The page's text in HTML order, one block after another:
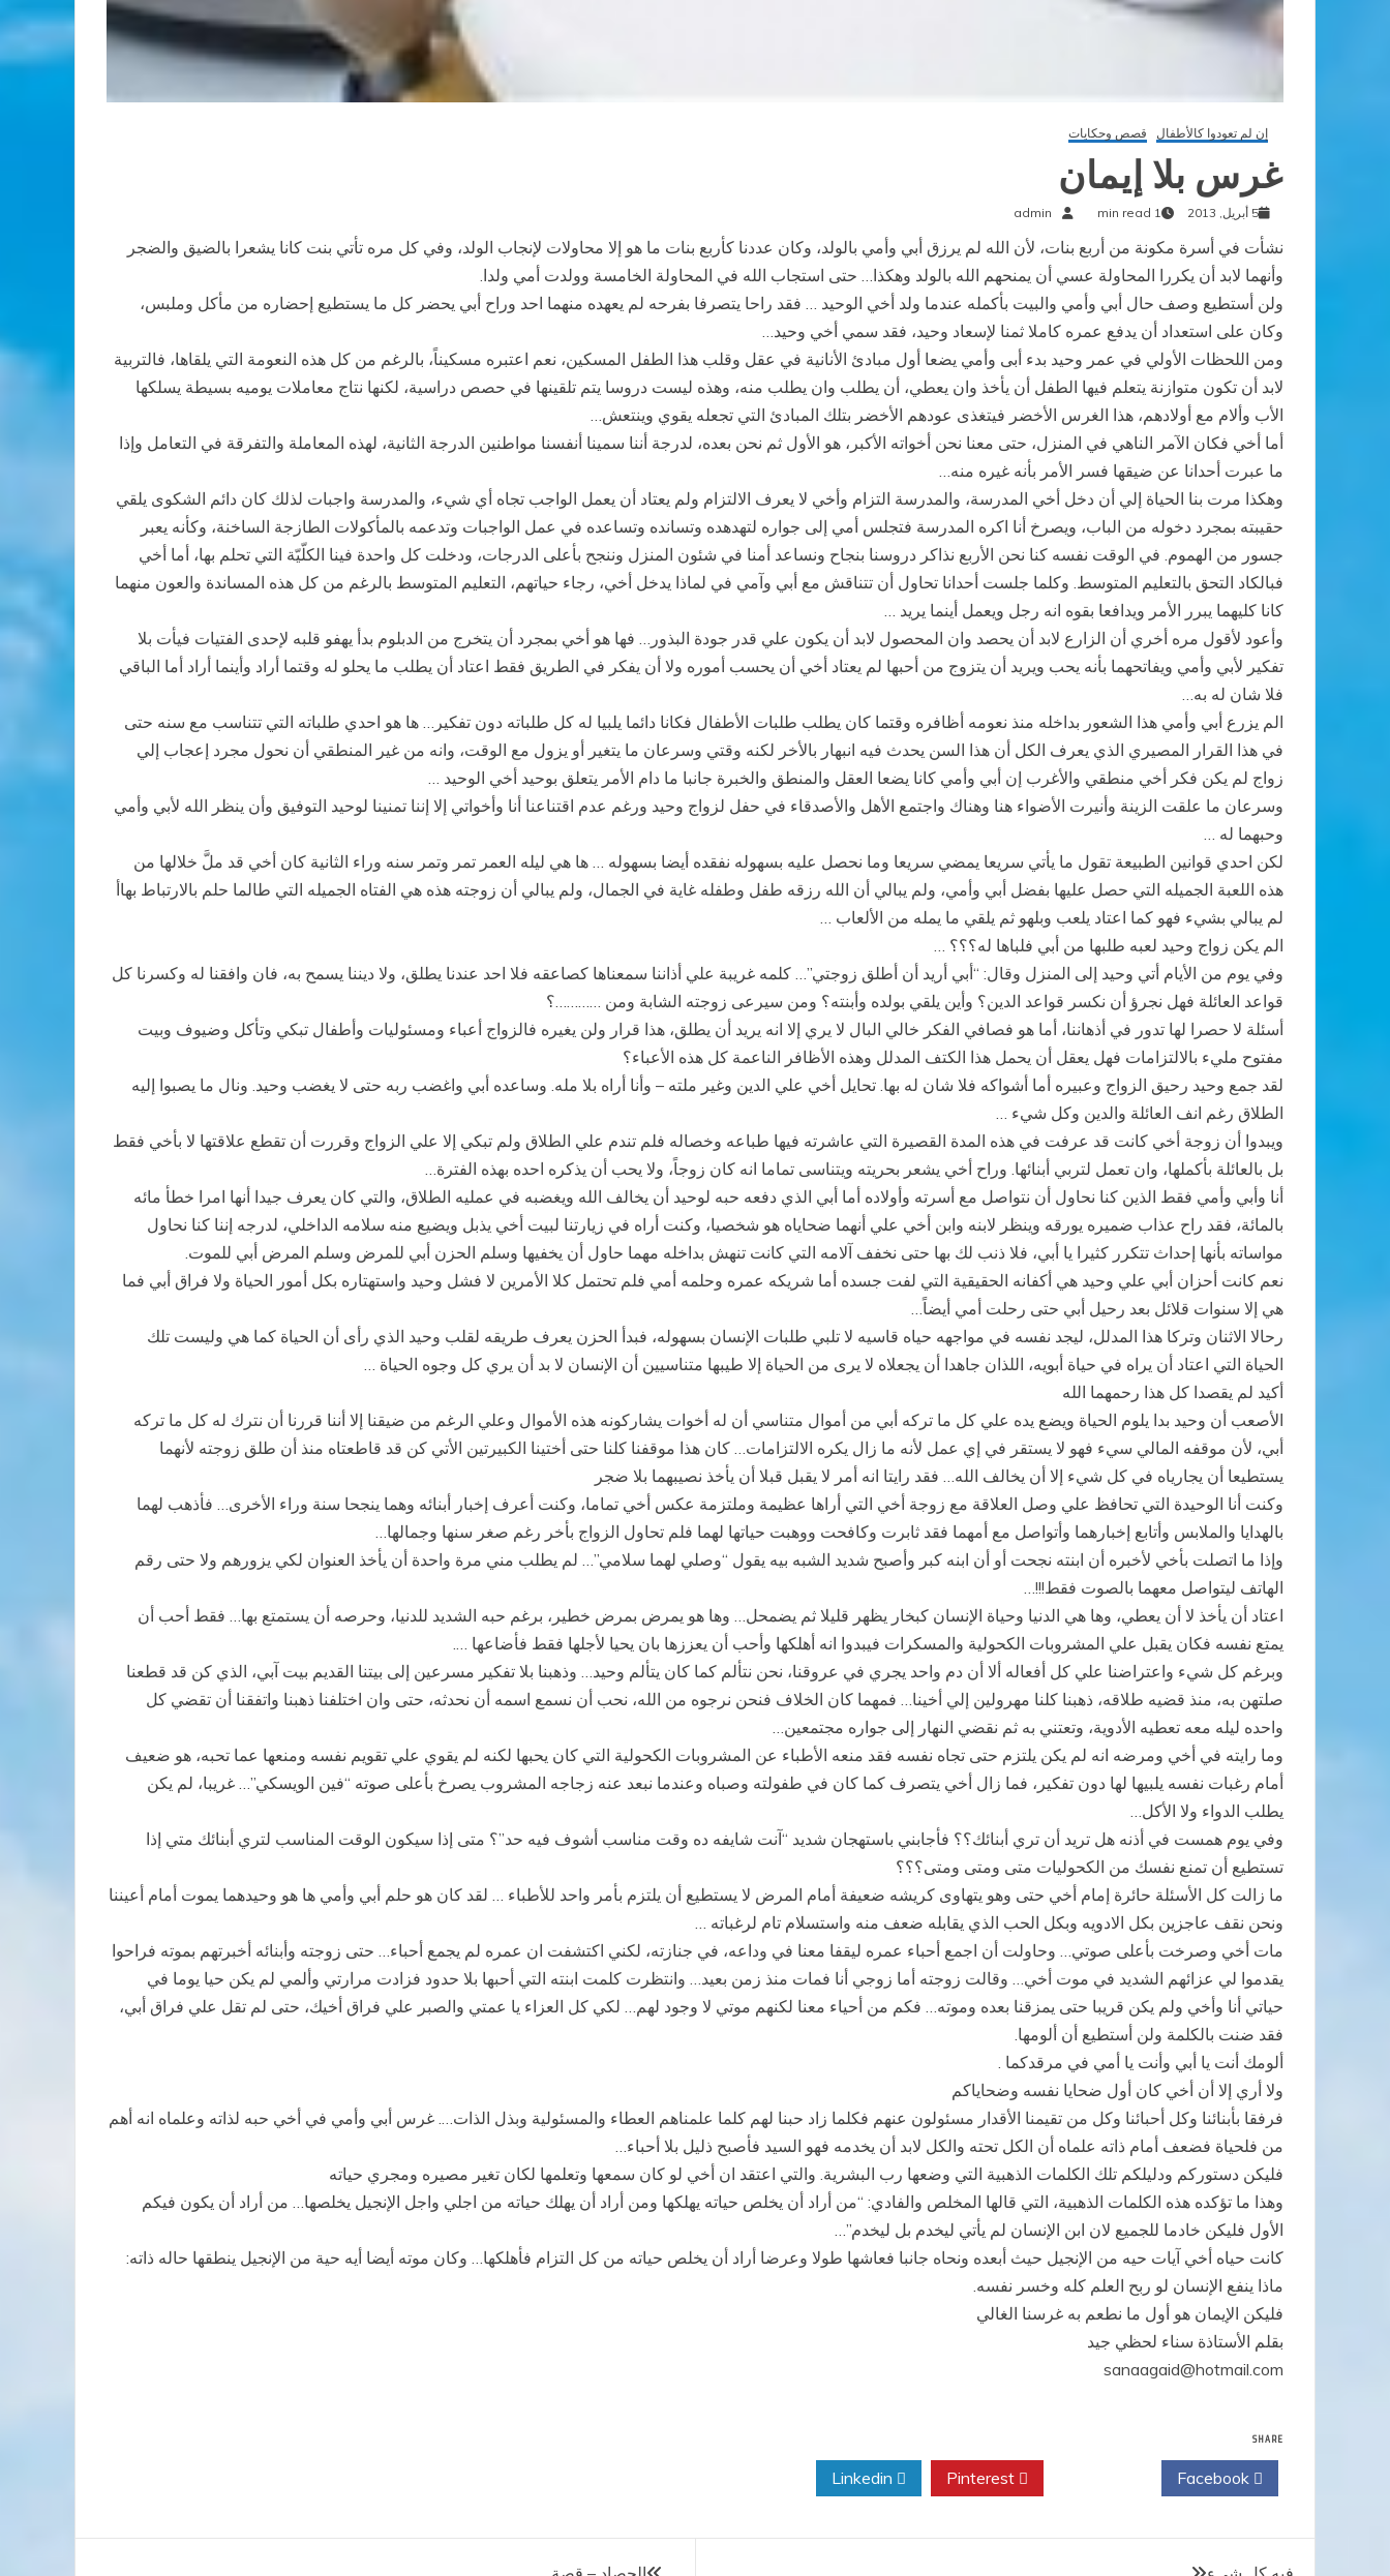
إن لم تعودوا كالأطفال قصص وحكايات
غرس بلا إيمان
5 أبريل, 2013 1 min read
admin
نشأت في أسرة مكونة من أربع بنات، لأن الله لم يرزق أبي وأمي بالولد، وكان عددنا كأربع بنات ما هو إلا محاولات لإنجاب الولد، وفي كل مره تأتي بنت كانا يشعرا بالضيق والضجر
وأنهما لابد أن يكررا المحاولة عسي أن يمنحهم الله بالولد وهكذا… حتى استجاب الله في المحاولة الخامسة وولدت أمي ولدا.
ولن أستطيع وصف حال أبي وأمي والبيت بأكمله عندما ولد أخي الوحيد … فقد راحا يتصرفا بفرحه لم يعهده منهما احد وراح أبي يحضر كل ما يستطيع إحضاره من مأكل وملبس،
وكان على استعداد أن يدفع عمره كاملا ثمنا لإسعاد وحيد، فقد سمي أخي وحيد…
ومن اللحظات الأولي في عمر وحيد بدء أبى وأمي يضعا أول مبادئ الأنانية في عقل وقلب هذا الطفل المسكين، نعم اعتبره مسكيناً، بالرغم من كل هذه النعومة التي يلقاها، فالتربية
لابد أن تكون متوازنة يتعلم فيها الطفل أن يأخذ وان يعطي، أن يطلب وان يطلب منه، وهذه ليست دروسا يتم تلقينها في حصص دراسية، لكنها نتاج معاملات يوميه بسيطة يسلكها
الأب وألام مع أولادهم، هذا الغرس الأخضر فيتغذى عودهم الأخضر بتلك المبادئ التي تجعله يقوي وينتعش…
أما أخي فكان الآمر الناهي في المنزل، حتى معنا نحن أخواته الأكبر، هو الأول ثم نحن بعده، لدرجة أننا سمينا أنفسنا مواطنين الدرجة الثانية، لهذه المعاملة والتفرقة في التعامل وإذا
ما عبرت أحدانا عن ضيقها فسر الأمر بأنه غيره منه…
وهكذا مرت بنا الحياة إلي أن دخل أخي المدرسة، والمدرسة التزام وأخي لا يعرف الالتزام ولم يعتاد أن يعمل الواجب تجاه أي شيء، والمدرسة واجبات لذلك كان دائم الشكوى يلقي
حقيبته بمجرد دخوله من الباب، ويصرخ أنا اكره المدرسة فتجلس أمي إلى جواره لتهدهده وتسانده وتساعده في عمل الواجبات وتدعمه بالمأكولات الطازجة الساخنة، وكأنه يعبر
جسور من الهموم. في الوقت نفسه كنا نحن الأربع نذاكر دروسنا بنجاح ونساعد أمنا في شئون المنزل وننجح بأعلى الدرجات، ودخلت كل واحدة فينا الكلّيّة التي تحلم بها، أما أخي
فبالكاد التحق بالتعليم المتوسط. وكلما جلست أحدانا تحاول أن تتناقش مع أبي وآمي في لماذا يدخل أخي، رجاء حياتهم، التعليم المتوسط بالرغم من كل هذه المساندة والعون منهما
كانا كليهما يبرر الأمر ويدافعا بقوه انه رجل ويعمل أينما يريد …
وأعود لأقول مره أخري أن الزارع لابد أن يحصد وان المحصول لابد أن يكون علي قدر جودة البذور… فها هو أخي بمجرد أن يتخرج من الدبلوم بدأ يهفو قلبه لإحدى الفتيات فيأت بلا
تفكير لأبي وأمي ويفاتحهما بأنه يحب ويريد أن يتزوج من أحبها لم يعتاد أخي أن يحسب أموره ولا أن يفكر في الطريق فقط اعتاد أن يطلب ما يحلو له وقتما أراد وأينما أراد أما الباقي
فلا شان له به…
الم يزرع أبي وأمي هذا الشعور بداخله منذ نعومه أظافره وقتما كان يطلب طلبات الأطفال فكانا دائما يلبيا له كل طلباته دون تفكير… ها هو احدي طلباته التي تتناسب مع سنه حتى
في هذا القرار المصيري الذي يعرف الكل أن هذا السن يحدث فيه انبهار بالأخر لكنه وقتي وسرعان ما يتغير أو يزول مع الوقت، وانه من غير المنطقي أن نحول مجرد إعجاب إلي
زواج لم يكن فكر أخي منطقي والأغرب إن أبي وأمي كانا يضعا العقل والمنطق والخبرة جانبا ما دام الأمر يتعلق بوحيد أخي الوحيد …
وسرعان ما علقت الزينة وأنيرت الأضواء هنا وهناك واجتمع الأهل والأصدقاء في حفل لزواج وحيد ورغم عدم اقتناعنا أنا وأخواتي إلا إننا تمنينا لوحيد التوفيق وأن ينظر الله لأبي وأمي
وحبهما له …
لكن احدي قوانين الطبيعة تقول ما يأتي سريعا يمضي سريعا وما نحصل عليه بسهوله نفقده أيضا بسهوله … ها هي ليله العمر تمر وتمر سنه وراء الثانية كان أخي قد ملَّ خلالها من
هذه اللعبة الجميله التي حصل عليها بفضل أبي وأمي، ولم يبالي أن الله رزقه طفل وطفله غاية في الجمال، ولم يبالي أن زوجته هذه هي الفتاه الجميله التي طالما حلم بالارتباط بهاأ
لم يبالي بشيء فهو كما اعتاد يلعب وبلهو ثم يلقي ما يمله من الألعاب …
الم يكن زواج وحيد لعبه طلبها من أبي فلباها له؟؟؟ …
وفي يوم من الأيام أتي وحيد إلى المنزل وقال: “أبي أريد أن أطلق زوجتي”… كلمه غريبة علي أذاننا سمعناها كصاعقه فلا احد عندنا يطلق، ولا ديننا يسمح به، فان وافقنا له وكسرنا كل
قواعد العائلة فهل نجرؤ أن نكسر قواعد الدين؟ وأين يلقي بولده وأبنته؟ ومن سيرعى زوجته الشابة ومن …………؟
أسئلة لا حصرا لها تدور في أذهاننا، أما هو فصافي الفكر خالي البال لا يري إلا انه يريد أن يطلق، هذا قرار ولن يغيره فالزواج أعباء ومسئوليات وأطفال تبكي وتأكل وضيوف وبيت
مفتوح مليء بالالتزامات فهل يعقل أن يحمل هذا الكتف المدلل وهذه الأظافر الناعمة كل هذه الأعباء؟
لقد جمع وحيد رحيق الزواج وعبيره أما أشواكه فلا شان له بها. تحايل أخي علي الدين وغير ملته – وأنا أراه بلا مله. وساعده أبي واغضب ربه حتى لا يغضب وحيد. ونال ما يصبوا إليه
الطلاق رغم انف العائلة والدين وكل شيء …
ويبدوا أن زوجة أخي كانت قد عرفت في هذه المدة القصيرة التي عاشرته فيها طباعه وخصاله فلم تندم علي الطلاق ولم تبكي إلا علي الزواج وقررت أن تقطع علاقتها لا بأخي فقط
بل بالعائلة بأكملها، وان تعمل لتربي أبنائها. وراح أخي يشعر بحريته ويتناسى تماما انه كان زوجاً، ولا يحب أن يذكره احده بهذه الفترة…
أنا وأبي وأمي فقط الذين كنا نحاول أن نتواصل مع أسرته وأولاده أما أبي الذي دفعه حبه لوحيد أن يخالف الله ويغضبه في عمليه الطلاق، والتي كان يعرف جيدا أنها امرا خطأ مائه
بالمائة، فقد راح عذاب ضميره يورقه وينظر لابنه وابن أخي علي أنهما ضحاياه هو شخصيا، وكنت أراه في زيارتنا لبيت أخي يذبل ويضيع منه سلامه الداخلي، لدرجه إننا كنا نحاول
مواساته بأنها إحداث تتكرر كثيرا يا أبي، فلا ذنب لك بها حتى نخفف آلامه التي كانت تنهش بداخله مهما حاول أن يخفيها وسلم الحزن أبي للمرض وسلم المرض أبي للموت.
نعم كانت أحزان أبي علي وحيد هي أكفانه الحقيقية التي لفت جسده أما شريكه عمره وحلمه أمي فلم تحتمل كلا الأمرين لا فشل وحيد واستهتاره بكل أمور الحياة ولا فراق أبي فما
هي إلا سنوات قلائل بعد رحيل أبي حتى رحلت أمي أيضاً…
رحالا الاثنان وتركا هذا المدلل، ليجد نفسه في مواجهه حياه قاسيه لا تلبي طلبات الإنسان بسهوله، فبدأ الحزن يعرف طريقه لقلب وحيد الذي رأى أن الحياة كما هي وليست تلك
الحياة التي اعتاد أن يراه في حياة أبويه، اللذان جاهدا أن يجعلاه لا يرى من الحياة إلا طيبها متناسيين أن الإنسان لا بد أن يري كل وجوه الحياة …
أكيد لم يقصدا كل هذا رحمهما الله
الأصعب أن وحيد بدا يلوم الحياة ويضع يده علي كل ما تركه أبي من أموال متناسي أن له أخوات يشاركونه هذه الأموال وعلي الرغم من ضيقنا إلا أننا قررنا أن نترك له كل ما تركه
أبي، لأن موقفه المالي سيء فهو لا يستقر في إي عمل لأنه ما زال يكره الالتزامات… كان هذا موقفنا كلنا حتى أختينا الكبيرتين الأتي كن قد قاطعتاه منذ أن طلق زوجته لأنهما
يستطيعا أن يجارياه في كل شيء إلا أن يخالف الله… فقد رايتا انه أمر لا يقبل قبلا أن يأخذ نصيبهما بلا ضجر
وكنت أنا الوحيدة التي تحافظ علي وصل العلاقة مع زوجة أخي التي أراها عظيمة وملتزمة عكس أخي تماما، وكنت أعرف إخبار أبنائه وهما ينجحا سنة وراء الأخرى… فأذهب لهما
بالهدايا والملابس وأتابع إخبارهما وأتواصل مع أمهما فقد ثابرت وكافحت ووهبت حياتها لهما فلم تحاول الزواج بأخر رغم صغر سنها وجمالها…
وإذا ما اتصلت بأخي لأخبره أن ابنته نجحت أو أن ابنه كبر وأصبح شديد الشبه بيه يقول “وصلي لهما سلامي”… لم يطلب مني مرة واحدة أن يأخذ العنوان لكي يزورهم ولا حتى رقم
الهاتف ليتواصل معهما بالصوت فقط!!!…
اعتاد أن يأخذ لا أن يعطي، وها هي الدنيا وحياة الإنسان كبخار يظهر قليلا ثم يضمحل… وها هو يمرض بمرض خطير، برغم حبه الشديد للدنيا، وحرصه أن يستمتع بها… فقط أحب أن
يمتع نفسه فكان يقبل علي المشروبات الكحولية والمسكرات فيبدوا انه أهلكها وأحب أن يعززها بان يحيا لأجلها فقط فأضاعها ….
وبرغم كل شيء واعتراضنا علي كل أفعاله ألا أن دم واحد يجري في عروقنا، نحن نتألم كما كان يتألم وحيد… وذهبنا بلا تفكير مسرعين إلى بيتنا القديم بيت آبي، الذي كن قد قطعنا
صلتهن به، منذ قضيه طلاقه، ذهبنا كلنا مهرولين إلي أخينا… فمهما كان الخلاف فنحن نرجوه من الله، نحب أن نسمع اسمه أن نحدثه، حتى وان اختلفنا ذهبنا واتفقنا أن تقضي كل
واحده ليله معه تعطيه الأدوية، وتعتني به ثم نقضي النهار إلى جواره مجتمعين…
وما رايته في أخي ومرضه انه لم يكن يلتزم حتى تجاه نفسه فقد منعه الأطباء عن المشروبات الكحولية التي كان يحبها لكنه لم يقوي علي تقويم نفسه ومنعها عما تحبه، هو ضعيف
أمام رغبات نفسه يلبيها لها دون تفكير، فما زال أخي يتصرف كما كان في طفولته وصباه وعندما نبعد عنه زجاجه المشروب يصرخ بأعلى صوته “فين الويسكي”… غريبا، لم يكن
يطلب الدواء ولا الأكل…
وفي يوم همست في أذنه هل تريد أن تري أبنائك؟؟ فأجابني باستهجان شديد “آنت شايفه ده وقت مناسب أشوف فيه حد”؟ متى إذا سيكون الوقت المناسب لتري أبنائك متي إذا
تستطيع أن تمنع نفسك من الكحوليات متى ومتى ومتى؟؟؟
ما زالت كل الأسئلة حائرة إمام أخي حتى وهو يتهاوى كريشه ضعيفة أمام المرض لا يستطيع أن يلتزم بأمر واحد للأطباء … لقد كان هو حلم أبي وأمي ها هو وحيدهما يموت أمام أعيننا
ونحن نقف عاجزين بكل الادويه وبكل الحب الذي يقابله ضعف منه واستسلام تام لرغباته …
مات أخي وصرخت بأعلى صوتي… وحاولت أن اجمع أحباء عمره ليقفا معنا في وداعه، في جنازته، لكني اكتشفت ان عمره لم يجمع أحباء… حتى زوجته وأبنائه أخبرتهم بموته فراحوا
يقدموا لي عزائهم الشديد في موت أخي… وقالت زوجته أما زوجي أنا فمات منذ زمن بعيد… وانتظرت كلمت ابنته التي أحبها بلا حدود فزادت مرارتي وألمي لم يكن حيا يوما في
حياتي أنا وأخي ولم يكن قريبا حتى يمزقنا بعده وموته… فكم من أحياء معنا لكنهم موتي لا وجود لهم… لكي كل العزاء يا عمتي والصبر علي فراق أخيك، حتى لم تقل علي فراق أبي،
فقد ضنت بالكلمة ولن أستطيع أن ألومها.
ألومك أنت يا أبي وأنت يا أمي في مرقدكما .
ولا أري إلا أن أخي كان أول ضحايا نفسه وضحاياكم
فرفقا بأبنائنا وكل أحبائنا وكل من تقيمنا الأقدار مسئولون عنهم فكلما زاد حبنا لهم كلما علمناهم العطاء والمسئولية وبذل الذات…. غرس أبي وأمي في أخي حبه لذاته وعلماه انه أهم
من فلحياة فضعف أمام ذاته علماه أن الكل تحته والكل لابد أن يخدمه فهو السيد فأصبح ذليل بلا أحباء…
فليكن دستوركم ودليلكم تلك الكلمات الذهبية التي وضعها رب البشرية. والتي اعتقد ان أخي لو كان سمعها وتعلمها لكان تغير مصيره ومجري حياته
وهذا ما تؤكده هذه الكلمات الذهبية، التي قالها المخلص والفادي: “من أراد أن يخلص حياته يهلكها ومن أراد أن يهلك حياته من اجلي واجل الإنجيل يخلصها… من أراد أن يكون فيكم
الأول فليكن خادما للجميع لان ابن الإنسان لم يأتي ليخدم بل ليخدم”…
كانت حياه أخي آيات حيه من الإنجيل حيث أبعده ونحاه جانبا فعاشها طولا وعرضا أراد أن يخلص حياته من كل التزام فأهلكها… وكان موته أيضا أيه حية من الإنجيل ينطقها حاله ذاته:
ماذا ينفع الإنسان لو ربح العلم كله وخسر نفسه.
فليكن الإيمان هو أول ما نطعم به غرسنا الغالي
بقلم الأستاذة سناء لحظي جيد
sanaagaid@hotmail.com
SHARE
تصفّح